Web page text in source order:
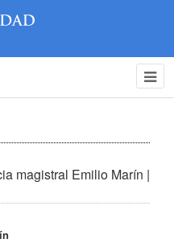
magistral Emilio Marín |